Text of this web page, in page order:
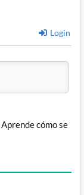
Login
Aprende cómo se